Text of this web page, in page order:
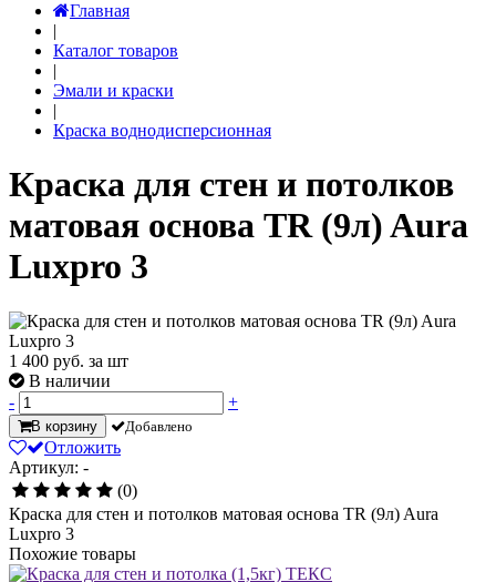
Главная
|
Каталог товаров
|
Эмали и краски
|
Краска воднодисперсионная
Краска для стен и потолков
матовая основа TR (9л) Aura
Luxpro 3
1 400 руб. за шт
В наличии
-
+
В корзину Добавлено
Отложить
Артикул: -
(0)
Краска для стен и потолков матовая основа TR (9л) Aura
Luxpro 3
Похожие товары